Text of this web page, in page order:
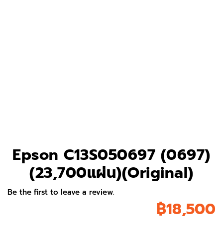
Epson C13S050697 (0697)
(23,700แผ่น)(Original)
Be the first to leave a review.
฿18,500